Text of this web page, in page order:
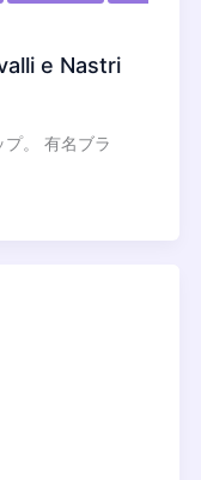
e Nastri
プ。 有名ブラ